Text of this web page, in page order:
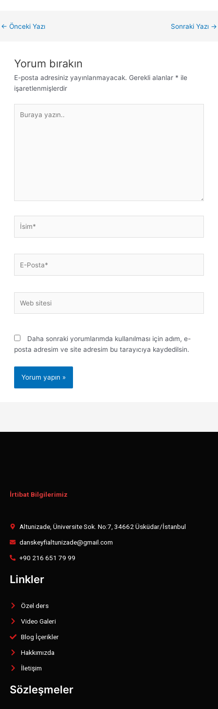
← Önceki Yazı Sonraki Yazı →
Yorum bırakın
E-posta adresiniz yayınlanmayacak. Gerekli alanlar * ile
işaretlenmişlerdir
yazın..
Posta*
sitesi
Daha sonraki yorumlarımda kullanılması için adım, e-
posta adresim ve site adresim bu tarayıcıya kaydedilsin.
İrtibat Bilgilerimiz
Altunizade, Üniversite Sok. No:7, 34662 Üsküdar/İstanbul
danskeyfialtunizade@gmail.com
+90 216 651 79 99
Linkler
Özel ders
Video Galeri
Blog İçerikler
Hakkımızda
İletişim
Sözleşmeler